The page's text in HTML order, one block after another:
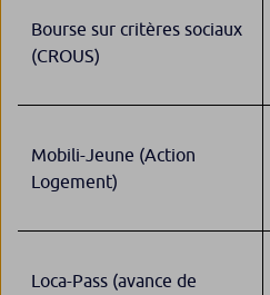
Bourse sur critères sociaux
(CROUS)
Mobili-Jeune (Action
Logement)
Loca-Pass (avance de